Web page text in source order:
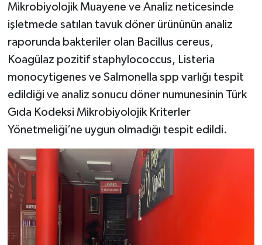
Mikrobiyolojik Muayene ve Analiz neticesinde
işletmede satılan tavuk döner ürününün analiz
raporunda bakteriler olan Bacillus cereus,
Koagülaz pozitif staphylococcus, Listeria
monocytigenes ve Salmonella spp varlığı tespit
edildiği ve analiz sonucu döner numunesinin Türk
Gıda Kodeksi Mikrobiyolojik Kriterler
Yönetmeliği’ne uygun olmadığı tespit edildi.